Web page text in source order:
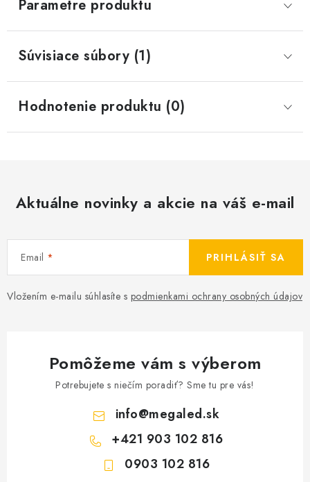
Parametre produktu
Súvisiace súbory (1)
Hodnotenie produktu (0)
Aktuálne novinky a akcie na váš e-mail
Email
Vložením e-mailu súhlasíte s podmienkami ochrany osobných údajov
PRIHLÁSIŤ SA
Pomôžeme vám s výberom
Potrebujete s niečím poradiť? Sme tu pre vás!
info@megaled.sk
+421 903 102 816
0903 102 816